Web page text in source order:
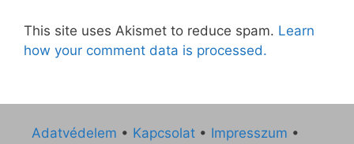
This site uses Akismet to reduce spam. Learn
how your comment data is processed.
Adatvédelem • Kapcsolat • Impresszum •